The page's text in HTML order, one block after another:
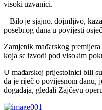
visoki uzvanici.
– Bilo je sjajno, dojmljivo,
posebnog dana u povijesti
Zamjenik mađarskog
koja se izvodi pod visokim
U mađarskoj prijestolnici bili
da je riječ o povijesnom danu,
događaja, gledali Zajčevu